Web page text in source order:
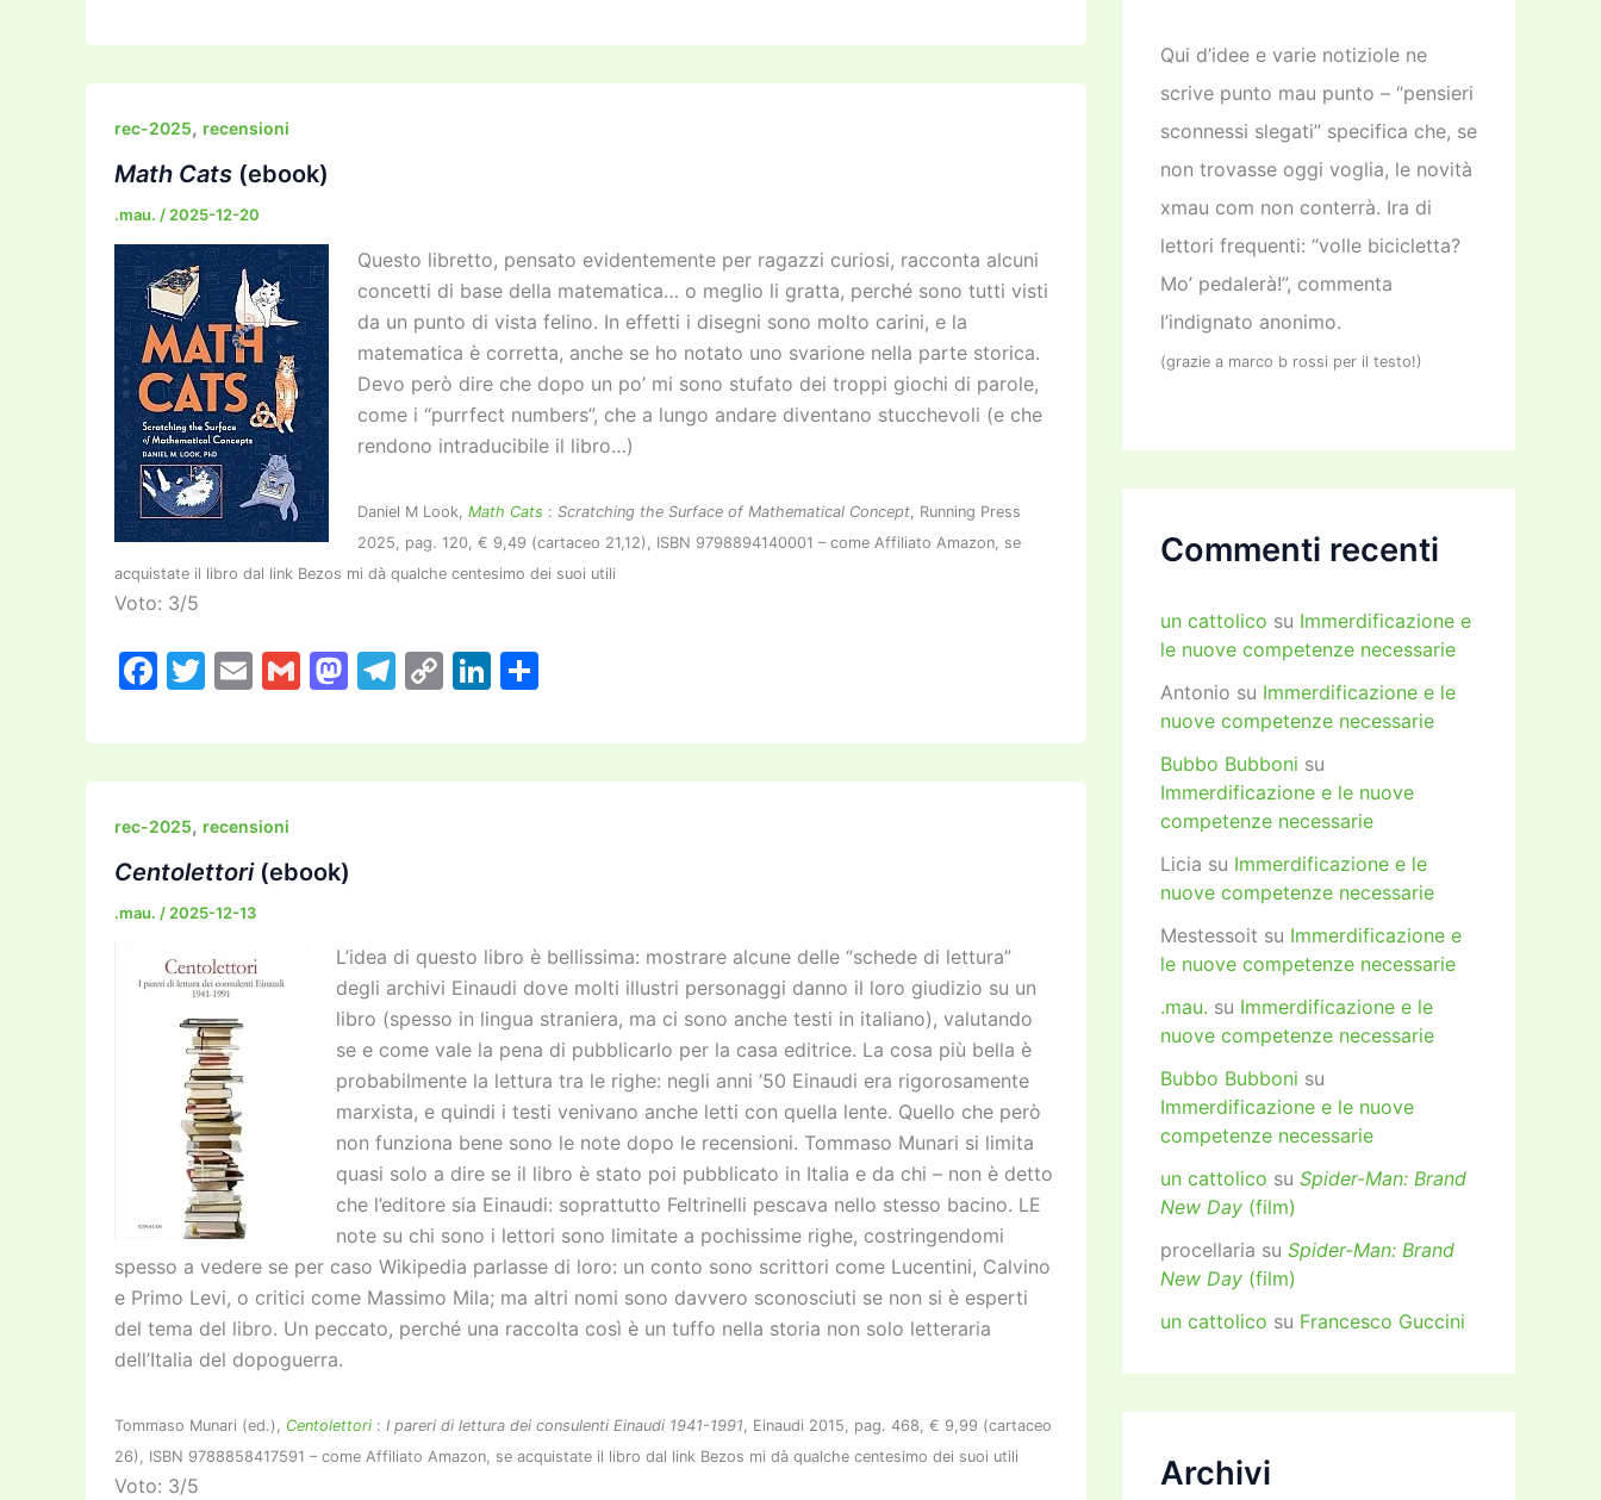
c
e
b
o
o
k
itt
er
ai
l
ai
l
st
o
e
gr
p
y
k
e
n
di
rec-2025, recensioni
Math Cats (ebook)
.mau. / 2025-12-20
Questo libretto, pensato evidentemente per ragazzi curiosi, racconta alcuni
concetti di base della matematica… o meglio li gratta, perché sono tutti visti
da un punto di vista felino. In effetti i disegni sono molto carini, e la
matematica è corretta, anche se ho notato uno svarione nella parte storica.
Devo però dire che dopo un po’ mi sono stufato dei troppi giochi di parole,
come i “purrfect numbers”, che a lungo andare diventano stucchevoli (e che
rendono intraducibile il libro…)
Daniel M Look, Math Cats : Scratching the Surface of Mathematical Concept , Running Press
2025, pag. 120, € 9,49 (cartaceo 21,12), ISBN 9798894140001 – come Affiliato Amazon, se
acquistate il libro dal link Bezos mi dà qualche centesimo dei suoi utili
Voto: 3/5
F
c
e
b
o
o
k
T
itt
er
E
ai
l
G
ai
l
M
st
o
T
e
gr
C
p
y
Li
k
e
n
di
rec-2025, recensioni
Centolettori(ebook)
.mau. / 2025-12-13
L’idea di questo libro è bellissima: mostrare alcune delle “schede di lettura”
degli archivi Einaudi dove molti illustri personaggi danno il loro giudizio su un
libro (spesso in lingua straniera, ma ci sono anche testi in italiano), valutando
se e come vale la pena di pubblicarlo per la casa editrice. La cosa più bella è
probabilmente la lettura tra le righe: negli anni ’50 Einaudi era rigorosamente
marxista, e quindi i testi venivano anche letti con quella lente. Quello che però
non funziona bene sono le note dopo le recensioni. Tommaso Munari si limita
quasi solo a dire se il libro è stato poi pubblicato in Italia e da chi – non è detto
che l’editore sia Einaudi: soprattutto Feltrinelli pescava nello stesso bacino. LE
note su chi sono i lettori sono limitate a pochissime righe, costringendomi
spesso a vedere se per caso Wikipedia parlasse di loro: un conto sono scrittori come Lucentini, Calvino
e Primo Levi, o critici come Massimo Mila; ma altri nomi sono davvero sconosciuti se non si è esperti
del tema del libro. Un peccato, perché una raccolta così è un tuffo nella storia non solo letteraria
dell’Italia del dopoguerra.
Tommaso Munari (ed.), Centolettori : I pareri di lettura dei consulenti Einaudi 1941-1991, Einaudi 2015, pag. 468, € 9,99 (cartaceo
26), ISBN 9788858417591 – come Affiliato Amazon, se acquistate il libro dal link Bezos mi dà qualche centesimo dei suoi utili
Voto: 3/5
Qui d’idee e varie notiziole ne
scrive punto mau punto – “pensieri
sconnessi slegati” specifica che, se
non trovasse oggi voglia, le novità
xmau com non conterrà. Ira di
lettori frequenti: “volle bicicletta?
Mo’ pedalerà!”, commenta
l’indignato anonimo.
(grazie a marco b rossi per il testo!)
Commenti recenti
un cattolico su Immerdificazione e
le nuove competenze necessarie
Antonio su Immerdificazione e le
nuove competenze necessarie
Bubbo Bubboni su
Immerdificazione e le nuove
competenze necessarie
Licia su Immerdificazione e le
nuove competenze necessarie
Mestessoit su Immerdificazione e
le nuove competenze necessarie
.mau. su Immerdificazione e le
nuove competenze necessarie
Bubbo Bubboni su
Immerdificazione e le nuove
competenze necessarie
un cattolico su Spider-Man: Brand
New Day (film)
procellaria su Spider-Man: Brand
New Day (film)
un cattolico su Francesco Guccini
Archivi